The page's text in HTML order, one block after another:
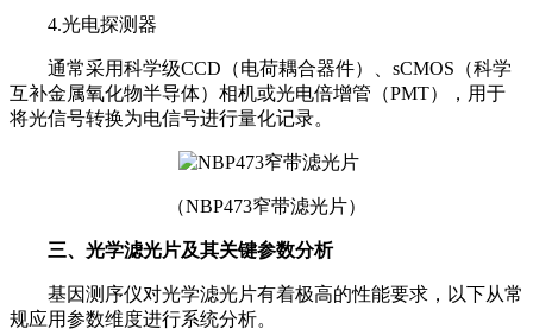
4.光电探测器
通常采用科学级CCD（电荷耦合器件）、sCMOS（科学
互补金属氧化物半导体）相机或光电倍增管（PMT），用于
将光信号转换为电信号进行量化记录。
（NBP473窄带滤光片）
三、光学滤光片及其关键参数分析
基因测序仪对光学滤光片有着极高的性能要求，以下从常
规应用参数维度进行系统分析。